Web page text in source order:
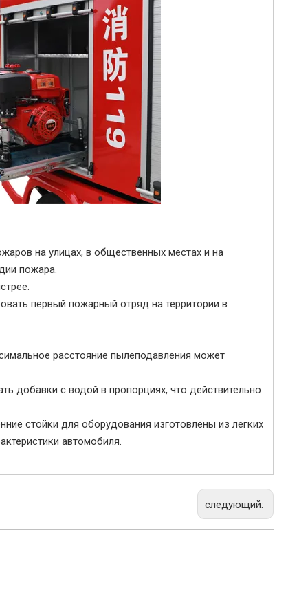
на улицах, в общественных местах и ​​на
пожара.
первый пожарный отряд на территории в
расстояние пылеподавления может
добавки с водой в пропорциях, что действительно
стойки для оборудования изготовлены из легких
автомобиля.
следующий: